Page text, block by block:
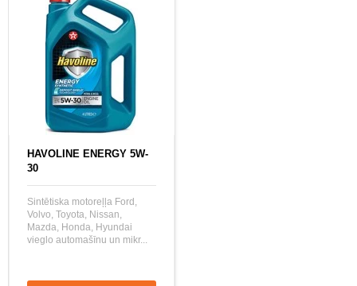
HAVOLINE ENERGY 5W-
30
Sintētiska motoreļļa Ford,
Volvo, Toyota, Nissan,
Mazda, Honda, Hyundai
vieglo automašīnu un mikr...